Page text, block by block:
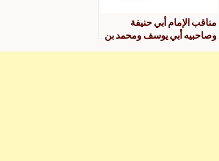
مناقب الإمام أبي حنيفة
وصاحبيه أبي يوسف ومحمد بن